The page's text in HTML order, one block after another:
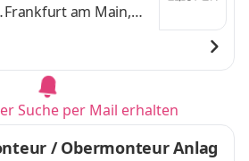
Frankfurt am Main,
Kölnund 4 weitere
Suche per Mail erhalten
/ Obermonteur Anlag